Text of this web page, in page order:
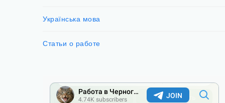
Українська мова
Статьи о работе